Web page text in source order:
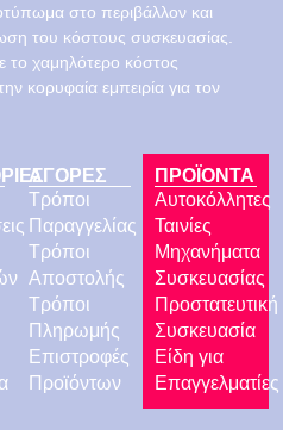
στο περιβάλλον και
του κόστους συσκευασίας.
το χαμηλότερο κόστος
κορυφαία εμπειρία για τον
ΑΓΟΡΕΣ
Τρόποι
Παραγγελίας
Τρόποι
Αποστολής
Τρόποι
Πληρωμής
Επιστροφές
Προϊόντων
ΠΡΟΪΟΝΤΑ
Αυτοκόλλητες
Ταινίες
Μηχανήματα
Συσκευασίας
Προστατευτική
Συσκευασία
Είδη για
Επαγγελματίες